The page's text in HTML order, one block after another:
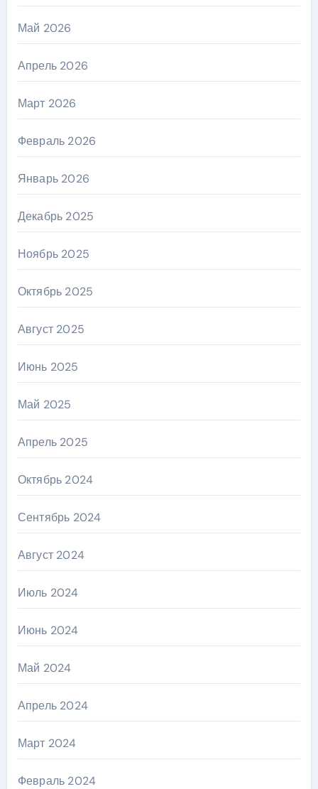
Май 2026
Апрель 2026
Март 2026
Февраль 2026
Январь 2026
Декабрь 2025
Ноябрь 2025
Октябрь 2025
Август 2025
Июнь 2025
Май 2025
Апрель 2025
Октябрь 2024
Сентябрь 2024
Август 2024
Июль 2024
Июнь 2024
Май 2024
Апрель 2024
Март 2024
Февраль 2024